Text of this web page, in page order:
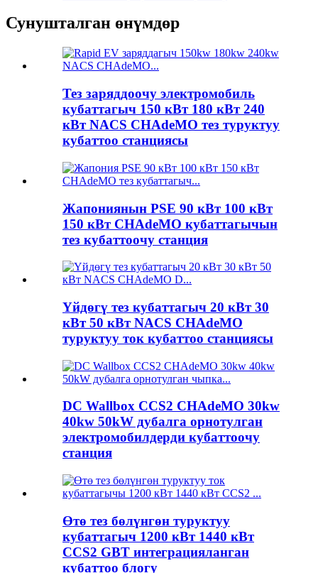
Сунушталган өнүмдөр
Тез заряддоочу электромобиль
кубаттагыч 150 кВт 180 кВт 240
кВт NACS CHAdeMO тез туруктуу
кубаттоо станциясы
Жапониянын PSE 90 кВт 100 кВт
150 кВт CHAdeMO кубаттагычын
тез кубаттоочу станция
Үйдөгү тез кубаттагыч 20 кВт 30
кВт 50 кВт NACS CHAdeMO
туруктуу ток кубаттоо станциясы
DC Wallbox CCS2 CHAdeMO 30kw
40kw 50kW дубалга орнотулган
электромобилдерди кубаттоочу
станция
Өтө тез бөлүнгөн туруктуу
кубаттагыч 1200 кВт 1440 кВт
CCS2 GBT интеграцияланган
кубаттоо блогу